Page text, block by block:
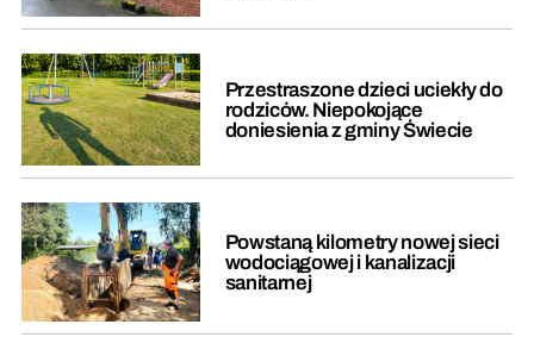
Przestraszone dzieci uciekły do
rodziców. Niepokojące
doniesienia z gminy Świecie
Powstaną kilometry nowej sieci
wodociągowej i kanalizacji
sanitarnej